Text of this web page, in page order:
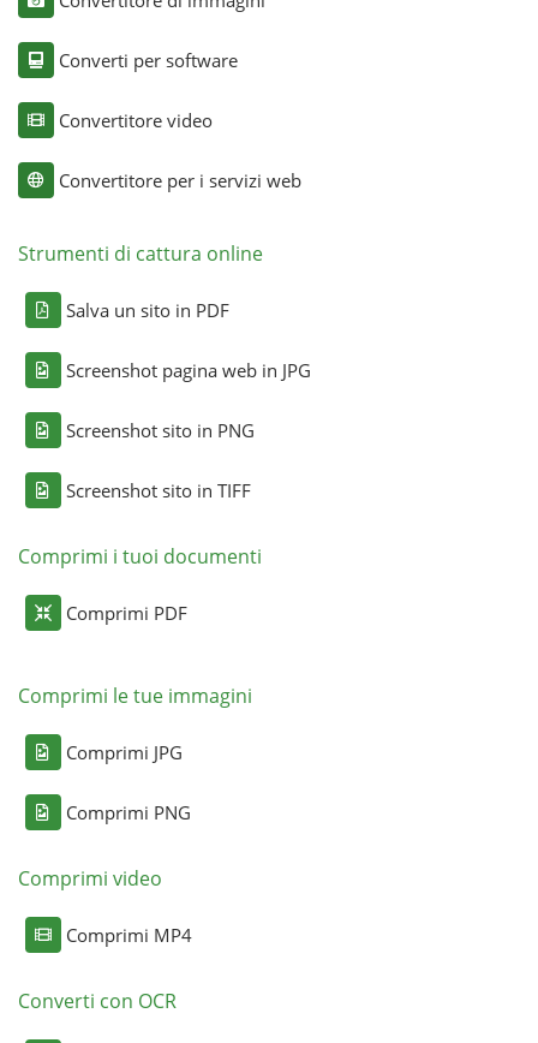
Converti per software
Convertitore video
Convertitore per i servizi web
Strumenti di cattura online
Salva un sito in PDF
Screenshot pagina web in JPG
Screenshot sito in PNG
Screenshot sito in TIFF
Comprimi i tuoi documenti
Comprimi PDF
Comprimi le tue immagini
Comprimi JPG
Comprimi PNG
Comprimi video
Comprimi MP4
Converti con OCR